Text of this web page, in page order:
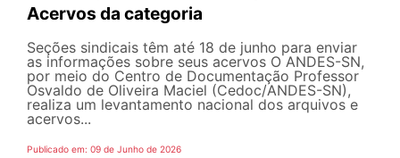
Acervos da categoria
Seções sindicais têm até 18 de junho para enviar
as informações sobre seus acervos O ANDES-SN,
por meio do Centro de Documentação Professor
Osvaldo de Oliveira Maciel (Cedoc/ANDES-SN),
realiza um levantamento nacional dos arquivos e
acervos...
Publicado em: 09 de Junho de 2026